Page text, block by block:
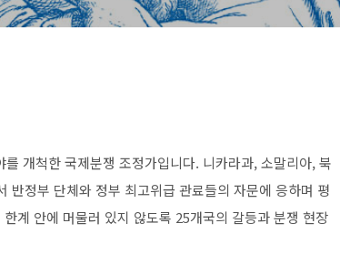
개척한 국제분쟁 조정가입니다. 니카라과, 소말리아, 북
반정부 단체와 정부 최고위급 관료들의 자문에 응하며 평
계 안에 머물러 있지 않도록 25개국의 갈등과 분쟁 현장